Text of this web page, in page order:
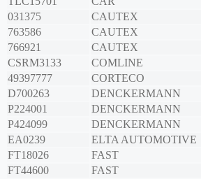
031375
CAUTEX
763586
CAUTEX
766921
CAUTEX
CSRM3133
COMLINE
49397777
CORTECO
D700263
DENCKERMANN
P224001
DENCKERMANN
P424099
DENCKERMANN
EA0239
ELTA AUTOMOTIVE
FT18026
FAST
FT44600
FAST